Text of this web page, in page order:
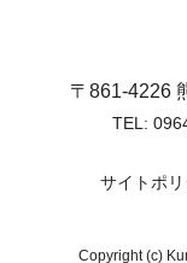
〒861-4226
TEL:
サイトポ
Copyright (c)